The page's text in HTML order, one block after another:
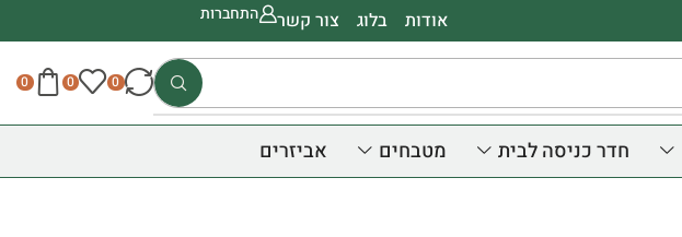
אודות בלוג צור קשר התחברות
0
0
0
חדר כניסה לבית מטבחים אביזרים